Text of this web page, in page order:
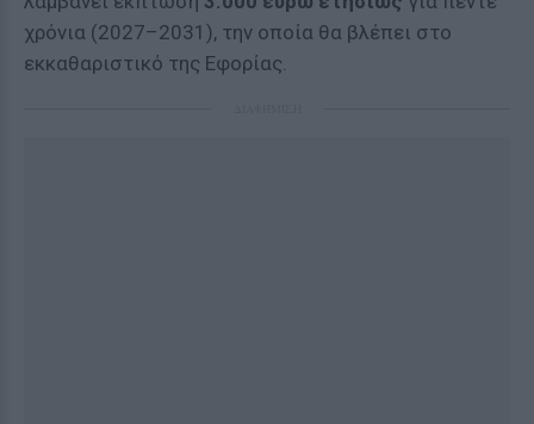
χρόνια (2027–2031), την οποία θα βλέπει στο
εκκαθαριστικό της Εφορίας.